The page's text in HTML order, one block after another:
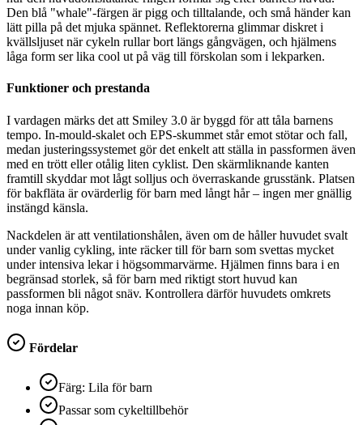
Den blå "whale"-färgen är pigg och tilltalande, och små händer kan
lätt pilla på det mjuka spännet. Reflektorerna glimmar diskret i
kvällsljuset när cykeln rullar bort längs gångvägen, och hjälmens
låga form ser lika cool ut på väg till förskolan som i lekparken.
Funktioner och prestanda
I vardagen märks det att Smiley 3.0 är byggd för att tåla barnens
tempo. In-mould-skalet och EPS-skummet står emot stötar och fall,
medan justeringssystemet gör det enkelt att ställa in passformen även
med en trött eller otålig liten cyklist. Den skärmliknande kanten
framtill skyddar mot lågt solljus och överraskande grusstänk. Platsen
för bakfläta är ovärderlig för barn med långt hår – ingen mer gnällig
instängd känsla.
Nackdelen är att ventilationshålen, även om de håller huvudet svalt
under vanlig cykling, inte räcker till för barn som svettas mycket
under intensiva lekar i högsommarvärme. Hjälmen finns bara i en
begränsad storlek, så för barn med riktigt stort huvud kan
passformen bli något snäv. Kontrollera därför huvudets omkrets
noga innan köp.
Fördelar
Färg: Lila för barn
Passar som cykeltillbehör